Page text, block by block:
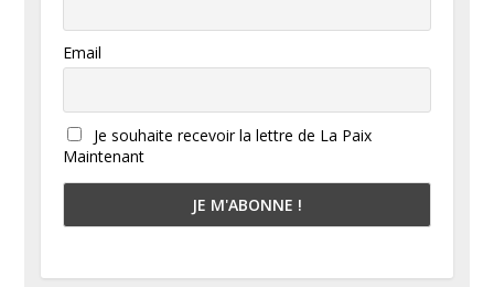
Email
Je souhaite recevoir la lettre de La Paix
Maintenant